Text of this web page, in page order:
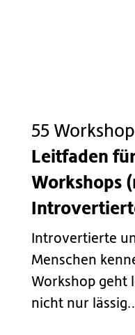
55
Leitfaden
Workshops
Introvertierte
Menschen
Workshop geht
nicht nur